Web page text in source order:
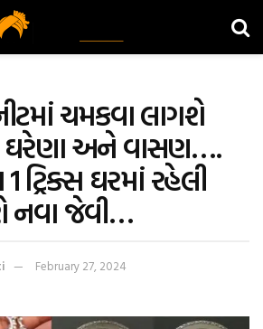
ચમકવા લાગશે
ઘરેણા અને વાસણ….
ઘરમાં રહેલી
નવા જેવી…
February 27, 2024